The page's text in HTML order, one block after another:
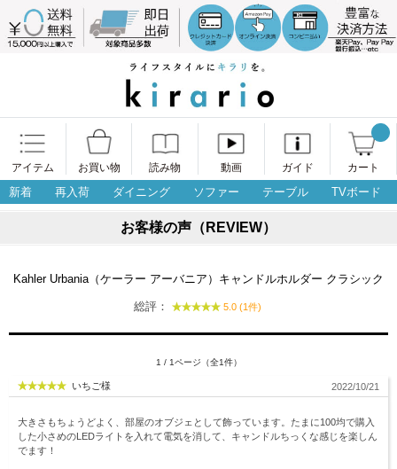
アイテム お買い物 読み物 動画 ガイド カート
新着 再入荷 ダイニング ソファー テーブル TVボード
お客様の声（REVIEW）
Kahler Urbania（ケーラー アーバニア）キャンドルホルダー クラシック
総評： 5.0 (1件)
1 / 1ページ（全1件）
いちご様 2022/10/21
大きさもちょうどよく、部屋のオブジェとして飾っています。たまに100均で購入
した小さめのLEDライトを入れて電気を消して、キャンドルちっくな感じを楽しん
でます！